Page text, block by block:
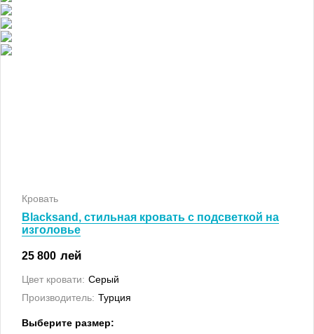
Кровать
Blacksand, стильная кровать с подсветкой на
изголовье
25 800 лей
Цвет кровати: Серый
Производитель: Турция
Выберите размер: